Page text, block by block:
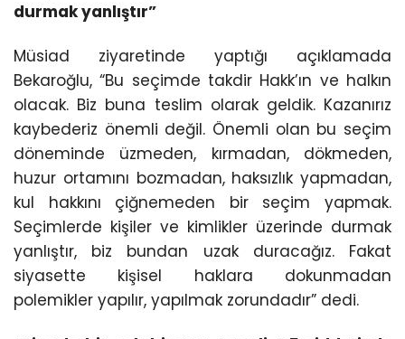
durmak yanlıştır”
Müsiad ziyaretinde yaptığı açıklamada
Bekaroğlu, “Bu seçimde takdir Hakk’ın ve halkın
olacak. Biz buna teslim olarak geldik. Kazanırız
kaybederiz önemli değil. Önemli olan bu seçim
döneminde üzmeden, kırmadan, dökmeden,
huzur ortamını bozmadan, haksızlık yapmadan,
kul hakkını çiğnemeden bir seçim yapmak.
Seçimlerde kişiler ve kimlikler üzerinde durmak
yanlıştır, biz bundan uzak duracağız. Fakat
siyasette kişisel haklara dokunmadan
polemikler yapılır, yapılmak zorundadır” dedi.